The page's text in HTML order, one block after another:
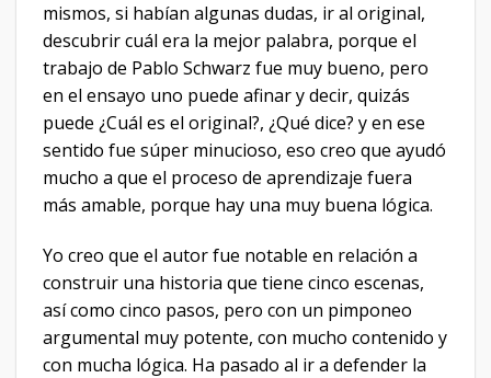
mismos, si habían algunas dudas, ir al original,
descubrir cuál era la mejor palabra, porque el
trabajo de Pablo Schwarz fue muy bueno, pero
en el ensayo uno puede afinar y decir, quizás
puede ¿Cuál es el original?, ¿Qué dice? y en ese
sentido fue súper minucioso, eso creo que ayudó
mucho a que el proceso de aprendizaje fuera
más amable, porque hay una muy buena lógica.
Yo creo que el autor fue notable en relación a
construir una historia que tiene cinco escenas,
así como cinco pasos, pero con un pimponeo
argumental muy potente, con mucho contenido y
con mucha lógica. Ha pasado al ir a defender la